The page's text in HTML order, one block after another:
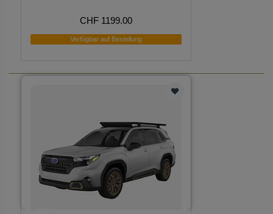
CHF 1199.00
Verfügbar auf Bestellung